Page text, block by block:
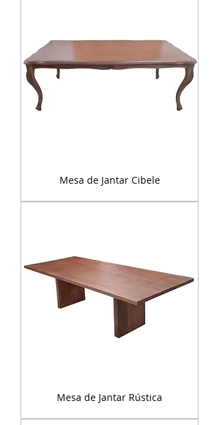
Mesa de Jantar Cibele
Mesa de Jantar Rústica